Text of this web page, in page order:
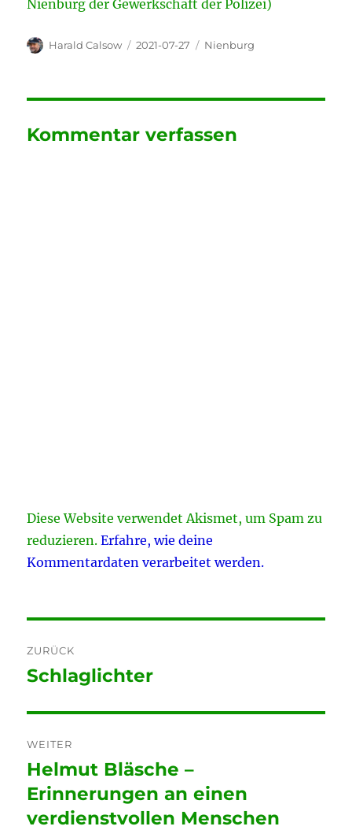
Nienburg der Gewerkschaft der Polizei)
Autor
Harald Calsow
Veröffentlicht
2021-07-27 Kategorien
Nienburg
Kommentar verfassen
Diese Website verwendet Akismet, um Spam zu
reduzieren.Erfahre, wie deine
Kommentardaten verarbeitet werden.
ZURÜCK
Vorheriger
Schlaglichter
WEITER
Nächster
Beitrag:
Helmut Bläsche –
Erinnerungen an einen
verdienstvollen Menschen